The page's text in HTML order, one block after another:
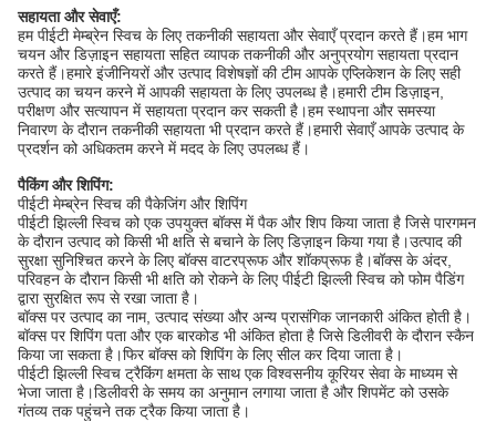
सहायता और सेवाएँ:
हम पीईटी मेम्ब्रेन स्विच के लिए तकनीकी सहायता और सेवाएँ प्रदान करते हैं।हम भाग
चयन और डिज़ाइन सहायता सहित व्यापक तकनीकी और अनुप्रयोग सहायता प्रदान
करते हैं।हमारे इंजीनियरों और उत्पाद विशेषज्ञों की टीम आपके एप्लिकेशन के लिए सही
उत्पाद का चयन करने में आपकी सहायता के लिए उपलब्ध है।हमारी टीम डिज़ाइन,
परीक्षण और सत्यापन में सहायता प्रदान कर सकती है।हम स्थापना और समस्या
निवारण के दौरान तकनीकी सहायता भी प्रदान करते हैं।हमारी सेवाएँ आपके उत्पाद के
प्रदर्शन को अधिकतम करने में मदद के लिए उपलब्ध हैं।
पैकिंग और शिपिंग:
पीईटी मेम्ब्रेन स्विच की पैकेजिंग और शिपिंग
पीईटी झिल्ली स्विच को एक उपयुक्त बॉक्स में पैक और शिप किया जाता है जिसे पारगमन
के दौरान उत्पाद को किसी भी क्षति से बचाने के लिए डिज़ाइन किया गया है।उत्पाद की
सुरक्षा सुनिश्चित करने के लिए बॉक्स वाटरप्रूफ और शॉकप्रूफ है।बॉक्स के अंदर,
परिवहन के दौरान किसी भी क्षति को रोकने के लिए पीईटी झिल्ली स्विच को फोम पैडिंग
द्वारा सुरक्षित रूप से रखा जाता है।
बॉक्स पर उत्पाद का नाम, उत्पाद संख्या और अन्य प्रासंगिक जानकारी अंकित होती है।
बॉक्स पर शिपिंग पता और एक बारकोड भी अंकित होता है जिसे डिलीवरी के दौरान स्कैन
किया जा सकता है।फिर बॉक्स को शिपिंग के लिए सील कर दिया जाता है।
पीईटी झिल्ली स्विच ट्रैकिंग क्षमता के साथ एक विश्वसनीय कूरियर सेवा के माध्यम से
भेजा जाता है।डिलीवरी के समय का अनुमान लगाया जाता है और शिपमेंट को उसके
गंतव्य तक पहुंचने तक ट्रैक किया जाता है।